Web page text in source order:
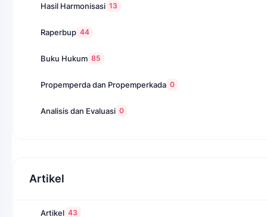
Hasil Harmonisasi 13
Raperbup 44
Buku Hukum 85
Propemperda dan Propemperkada 0
Analisis dan Evaluasi 0
Artikel
Artikel 43